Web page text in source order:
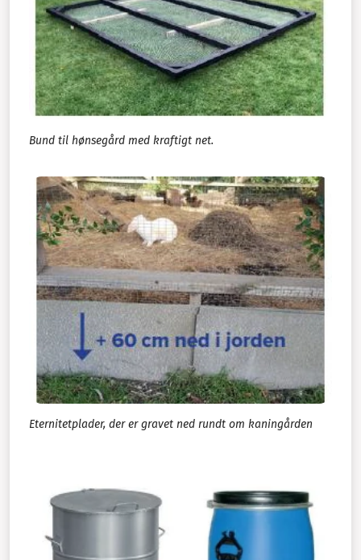
Bund til hønsegård med kraftigt net.
Eternitetplader, der er gravet ned rundt om kaningården